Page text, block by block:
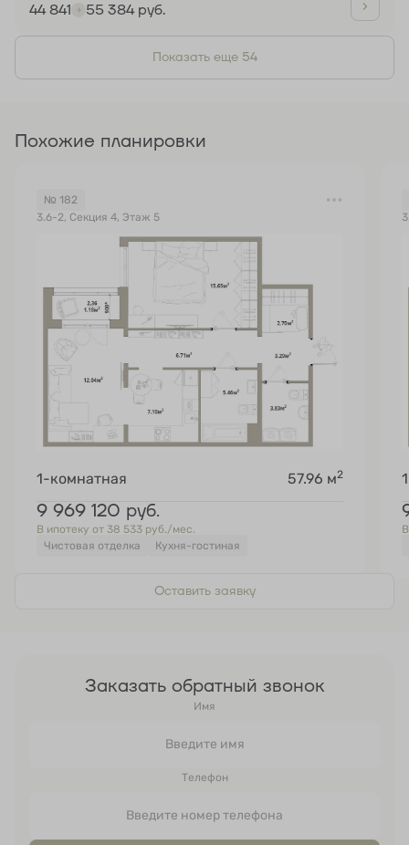
44 841 55 384 руб.
Показать еще 54
Похожие планировки
№ 182
3.6-2, Секция 4, Этаж 5
1-комнатная 57.96 м2
9 969 120 руб.
В ипотеку от 38 533 руб./мес.
Чистовая отделка
Кухня-гостиная
Оставить заявку
Заказать обратный звонок
Имя
Телефон